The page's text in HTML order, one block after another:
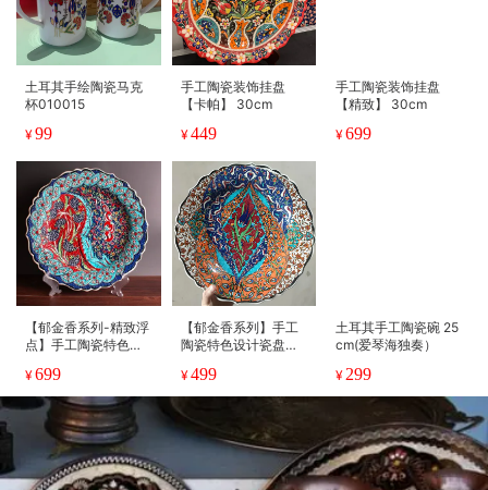
土耳其手绘陶瓷马克
杯010015
¥99
手工陶瓷装饰挂盘
【卡帕】 30cm
¥449
手工陶瓷装饰挂盘
【精致】 30cm
¥699
【郁金香系列-精致浮
点】手工陶瓷特色设
¥699
【郁金香系列】手工
陶瓷特色设计瓷盘（2
¥499
土耳其手工陶瓷碗 25
cm(爱琴海独奏）
¥ 299